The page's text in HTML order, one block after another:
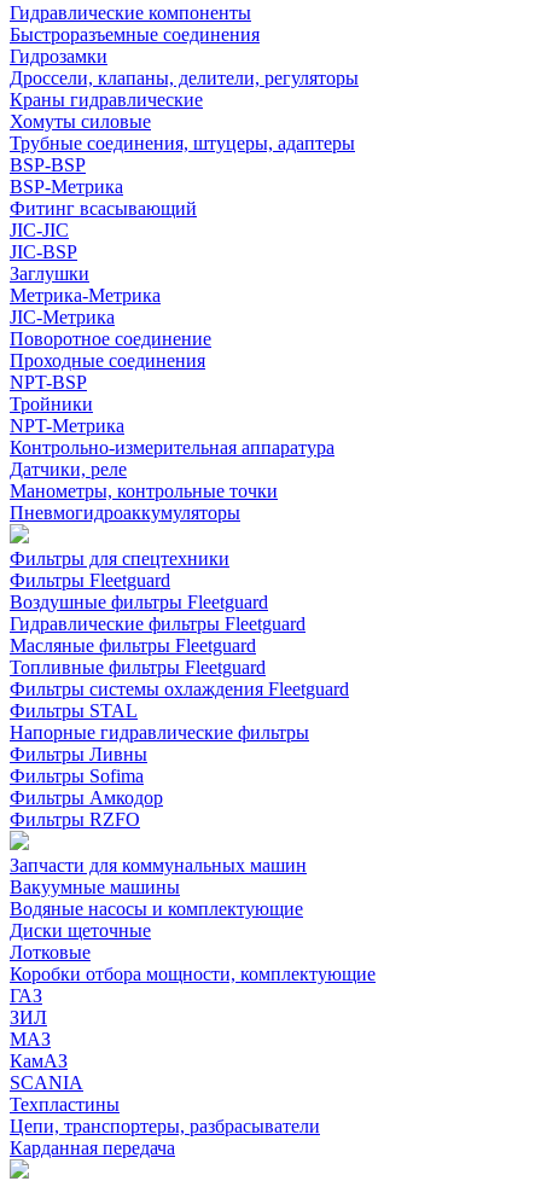
Гидравлические компоненты
Быстроразъемные соединения
Гидрозамки
Дроссели, клапаны, делители, регуляторы
Краны гидравлические
Хомуты силовые
Трубные соединения, штуцеры, адаптеры
BSP-BSP
BSP-Метрика
Фитинг всасывающий
JIC-JIC
JIC-BSP
Заглушки
Метрика-Метрика
JIC-Метрика
Поворотное соединение
Проходные соединения
NPT-BSP
Тройники
NPT-Метрика
Контрольно-измерительная аппаратура
Датчики, реле
Манометры, контрольные точки
Пневмогидроаккумуляторы
Фильтры для спецтехники
Фильтры Fleetguard
Воздушные фильтры Fleetguard
Гидравлические фильтры Fleetguard
Масляные фильтры Fleetguard
Топливные фильтры Fleetguard
Фильтры системы охлаждения Fleetguard
Фильтры STAL
Напорные гидравлические фильтры
Фильтры Ливны
Фильтры Sofima
Фильтры Амкодор
Фильтры RZFO
Запчасти для коммунальных машин
Вакуумные машины
Водяные насосы и комплектующие
Диски щеточные
Лотковые
Коробки отбора мощности, комплектующие
ГАЗ
ЗИЛ
МАЗ
КамАЗ
SCANIA
Техпластины
Цепи, транспортеры, разбрасыватели
Карданная передача